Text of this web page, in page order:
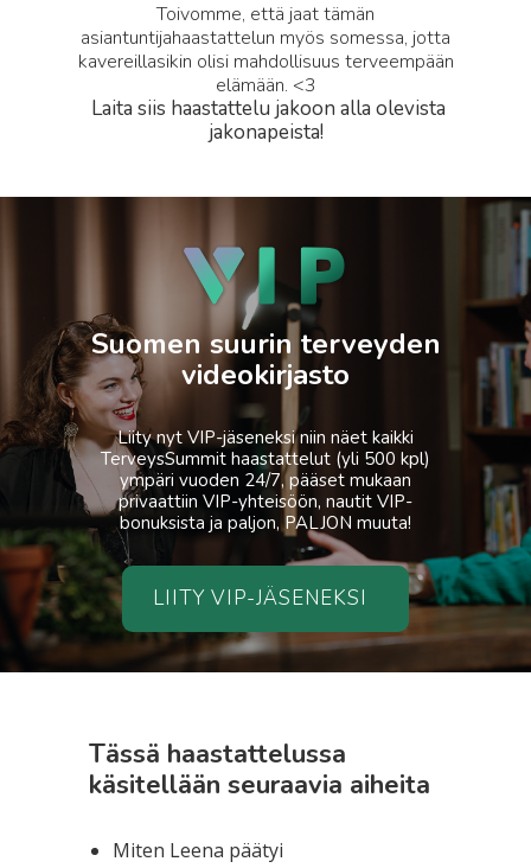
Toivomme, että jaat tämän
asiantuntijahaastattelun myös somessa, jotta
kavereillasikin olisi mahdollisuus terveempään
elämään. <3
Laita siis haastattelu jakoon alla olevista
jakonapeista!
Suomen suurin terveyden
videokirjasto
Liity nyt VIP-jäseneksi niin näet kaikki
TerveysSummit haastattelut (yli 500 kpl)
ympäri vuoden 24/7, pääset mukaan
privaattiin VIP-yhteisöön, nautit VIP-
bonuksista ja paljon, PALJON muuta!
LIITY VIP-JÄSENEKSI
Tässä haastattelussa
käsitellään seuraavia aiheita
Miten Leena päätyi